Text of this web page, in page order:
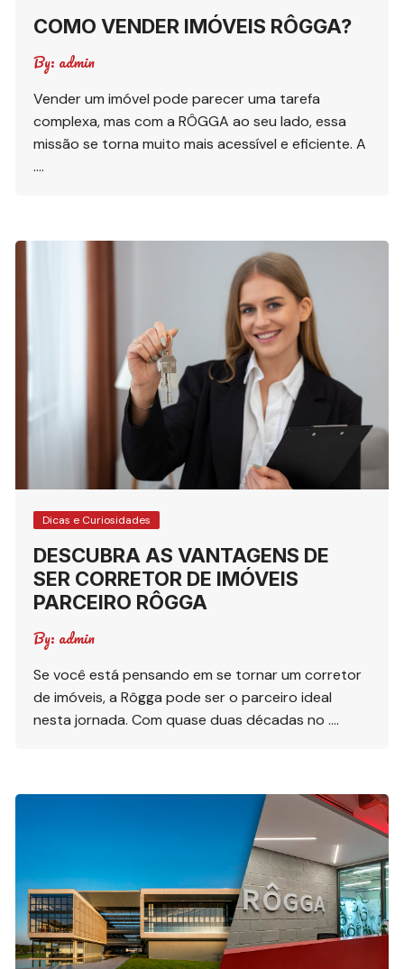
COMO VENDER IMÓVEIS RÔGGA?
By: admin
Vender um imóvel pode parecer uma tarefa
complexa, mas com a RÔGGA ao seu lado, essa
missão se torna muito mais acessível e eficiente. A
….
Dicas e Curiosidades
DESCUBRA AS VANTAGENS DE
SER CORRETOR DE IMÓVEIS
PARCEIRO RÔGGA
By: admin
Se você está pensando em se tornar um corretor
de imóveis, a Rôgga pode ser o parceiro ideal
nesta jornada. Com quase duas décadas no ….